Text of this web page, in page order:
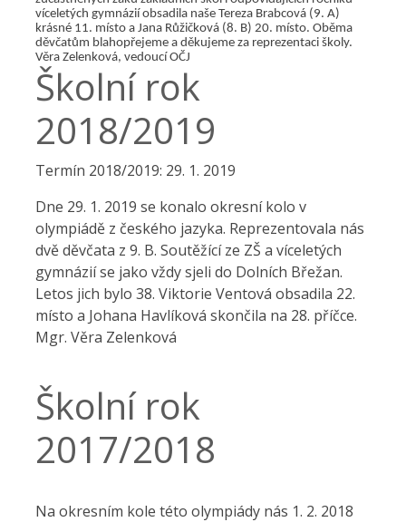
víceletých gymnázií obsadila naše Tereza Brabcová (9. A)
krásné 11. místo a Jana Růžičková (8. B) 20. místo. Oběma
děvčatům blahopřejeme a děkujeme za reprezentaci školy.
Věra Zelenková, vedoucí OČJ
Školní rok
2018/2019
Termín 2018/2019: 29. 1. 2019
Dne 29. 1. 2019 se konalo okresní kolo v
olympiádě z českého jazyka. Reprezentovala nás
dvě děvčata z 9. B. Soutěžící ze ZŠ a víceletých
gymnázií se jako vždy sjeli do Dolních Břežan.
Letos jich bylo 38. Viktorie Ventová obsadila 22.
místo a Johana Havlíková skončila na 28. příčce.
Mgr. Věra Zelenková
Školní rok
2017/2018
Na okresním kole této olympiády nás 1. 2. 2018